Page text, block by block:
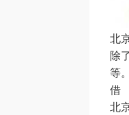
北
除
等
借
北